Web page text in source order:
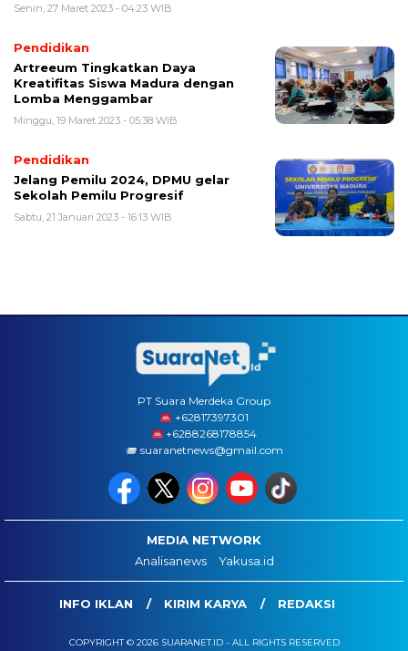
Senin, 27 Maret 2023 - 04:23 WIB
Pendidikan
Artreeum Tingkatkan Daya
Kreatifitas Siswa Madura dengan
Lomba Menggambar
Minggu, 19 Maret 2023 - 05:38 WIB
Pendidikan
Jelang Pemilu 2024, DPMU gelar
Sekolah Pemilu Progresif
Sabtu, 21 Januari 2023 - 16:13 WIB
PT Suara Merdeka Group
‪+62817397301
+6288268178854
suaranetnews@gmail.com
MEDIA NETWORK
Analisanews
Yakusa.id
INFO IKLAN KIRIM KARYA REDAKSI
COPYRIGHT © 2026 SUARANET.ID - ALL RIGHTS RESERVED